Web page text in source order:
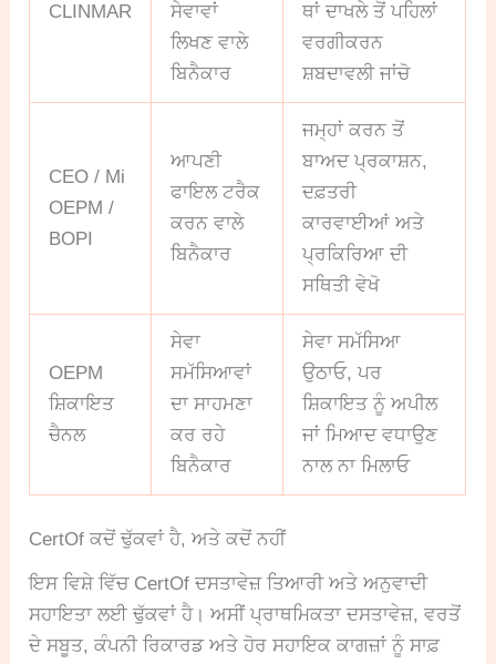
CLINMAR
ਸੇਵਾਵਾਂ
ਲਿਖਣ ਵਾਲੇ
ਬਿਨੈਕਾਰ
ਥਾਂ ਦਾਖਲੇ ਤੋਂ ਪਹਿਲਾਂ
ਵਰਗੀਕਰਨ
ਸ਼ਬਦਾਵਲੀ ਜਾਂਚੋ
CEO / Mi
OEPM /
BOPI
ਆਪਣੀ
ਫਾਇਲ ਟਰੈਕ
ਕਰਨ ਵਾਲੇ
ਬਿਨੈਕਾਰ
ਜਮ੍ਹਾਂ ਕਰਨ ਤੋਂ
ਬਾਅਦ ਪ੍ਰਕਾਸ਼ਨ,
ਦਫ਼ਤਰੀ
ਕਾਰਵਾਈਆਂ ਅਤੇ
ਪ੍ਰਕਿਰਿਆ ਦੀ
ਸਥਿਤੀ ਵੇਖੋ
OEPM
ਸ਼ਿਕਾਇਤ
ਚੈਨਲ
ਸੇਵਾ
ਸਮੱਸਿਆਵਾਂ
ਦਾ ਸਾਹਮਣਾ
ਕਰ ਰਹੇ
ਬਿਨੈਕਾਰ
ਸੇਵਾ ਸਮੱਸਿਆ
ਉਠਾਓ, ਪਰ
ਸ਼ਿਕਾਇਤ ਨੂੰ ਅਪੀਲ
ਜਾਂ ਮਿਆਦ ਵਧਾਉਣ
ਨਾਲ ਨਾ ਮਿਲਾਓ
CertOf ਕਦੋਂ ਢੁੱਕਵਾਂ ਹੈ, ਅਤੇ ਕਦੋਂ ਨਹੀਂ
ਇਸ ਵਿਸ਼ੇ ਵਿੱਚ CertOf ਦਸਤਾਵੇਜ਼ ਤਿਆਰੀ ਅਤੇ ਅਨੁਵਾਦੀ
ਸਹਾਇਤਾ ਲਈ ਢੁੱਕਵਾਂ ਹੈ। ਅਸੀਂ ਪ੍ਰਾਥਮਿਕਤਾ ਦਸਤਾਵੇਜ਼, ਵਰਤੋਂ
ਦੇ ਸਬੂਤ, ਕੰਪਨੀ ਰਿਕਾਰਡ ਅਤੇ ਹੋਰ ਸਹਾਇਕ ਕਾਗਜ਼ਾਂ ਨੂੰ ਸਾਫ਼